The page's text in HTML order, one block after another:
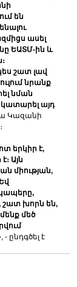
են
ասել
ԵԱՏՄ-ին և
շատ լավ
նրանք
նման
կատարել այդ
Կազանի
երկիր է,
Այն
միության,
շատ խորն են,
մեծ
- ընդգծել է